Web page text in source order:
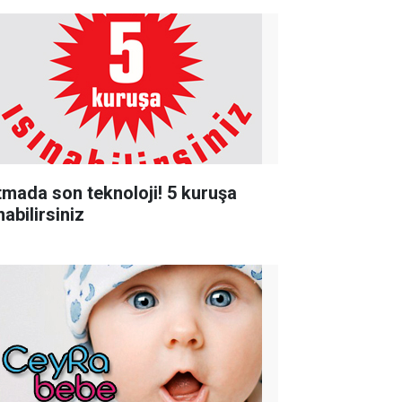
son teknoloji! 5 kuruşa